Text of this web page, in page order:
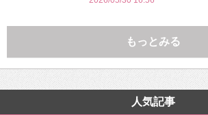
もっとみる
人気記事